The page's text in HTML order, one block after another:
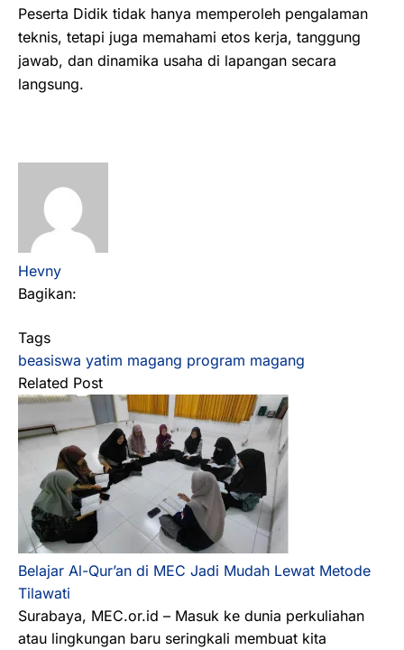
Peserta Didik tidak hanya memperoleh pengalaman
teknis, tetapi juga memahami etos kerja, tanggung
jawab, dan dinamika usaha di lapangan secara
langsung.
Hevny
Bagikan:
Tags
beasiswa yatim magang program magang
Related Post
Belajar Al-Qur’an di MEC Jadi Mudah Lewat Metode
Tilawati
Surabaya, MEC.or.id – Masuk ke dunia perkuliahan
atau lingkungan baru seringkali membuat kita